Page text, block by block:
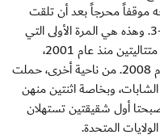
موقفاً محرجاً بعد أن تلقت
هزيمتها الثانية على يد الدنمارك بنتيجة 5-3. وهذه هي المرة الأولى التي
تخسر فيها عملاقات كرة السيدات لمرتين متتاليتين منذ عام 2001،
وكذلك الهزيمة الأولى بفارق هدفين منذ عام 2008. من ناحية أخرى، حملت
وبخاصة اثنتين منهن
أول شقيقتين تستهلان
المتحدة.